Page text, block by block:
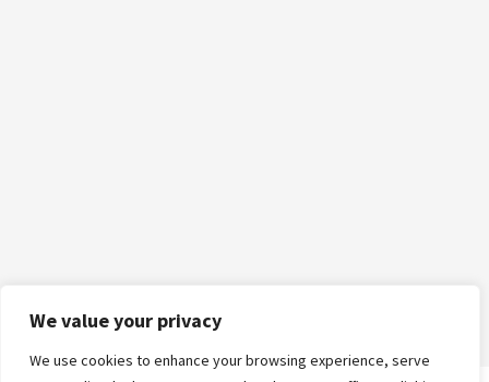
We value your privacy
We use cookies to enhance your browsing experience, serve